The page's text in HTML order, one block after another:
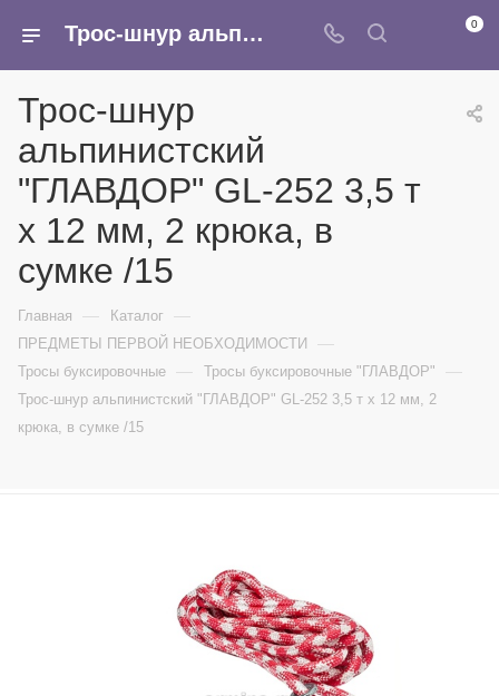
Трос-шнур альпинистский "ГЛАВДОР" GL-252 3,5 т х 12 мм, 2 крюка, в сумке /15 - купить в интернет-магазине Армина 0
Трос-шнур
альпинистский
"ГЛАВДОР" GL-252 3,5 т
х 12 мм, 2 крюка, в
сумке /15
Главная — Каталог —
ПРЕДМЕТЫ ПЕРВОЙ НЕОБХОДИМОСТИ —
Тросы буксировочные — Тросы буксировочные "ГЛАВДОР" —
Трос-шнур альпинистский "ГЛАВДОР" GL-252 3,5 т х 12 мм, 2
крюка, в сумке /15